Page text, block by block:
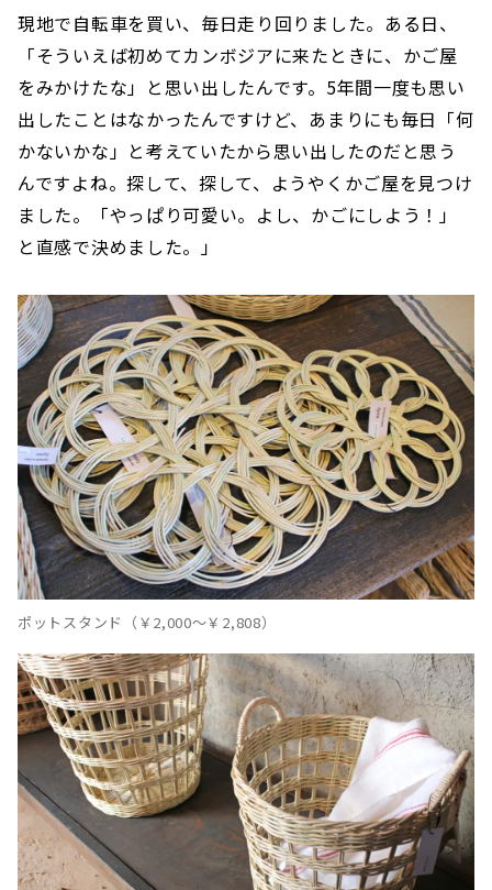
現地で自転車を買い、毎日走り回りました。ある日、
「そういえば初めてカンボジアに来たときに、かご屋
をみかけたな」と思い出したんです。5年間一度も思い
出したことはなかったんですけど、あまりにも毎日「何
かないかな」と考えていたから思い出したのだと思う
んですよね。探して、探して、ようやくかご屋を見つけ
ました。「やっぱり可愛い。よし、かごにしよう！」
と直感で決めました。」
ポットスタンド（￥2,000〜￥2,808）